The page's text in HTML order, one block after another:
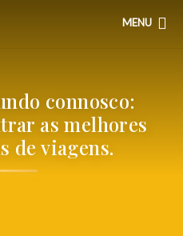
MENU
connosco:
as melhores
de viagens.